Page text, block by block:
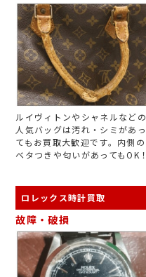
ルイヴィトンやシャネルなどの
人気バッグは汚れ・シミがあっ
てもお買取大歓迎です。内側の
ベタつきや匂いがあってもOK！
ロレックス時計買取
故障・破損